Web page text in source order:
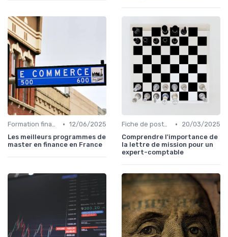
Formation finance & upskilling • 12/06/2025
Les meilleurs programmes de
master en finance en France
Fiche de poste CFO & directions financières •
20/03/2025
Comprendre l'importance de
la lettre de mission pour un
expert-comptable